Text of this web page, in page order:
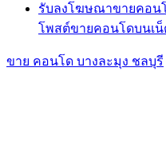
รับลงโฆษณาขายคอน
โพสต์ขายคอนโดบนเน็
ขาย คอนโด บางละมุง ชลบุรี